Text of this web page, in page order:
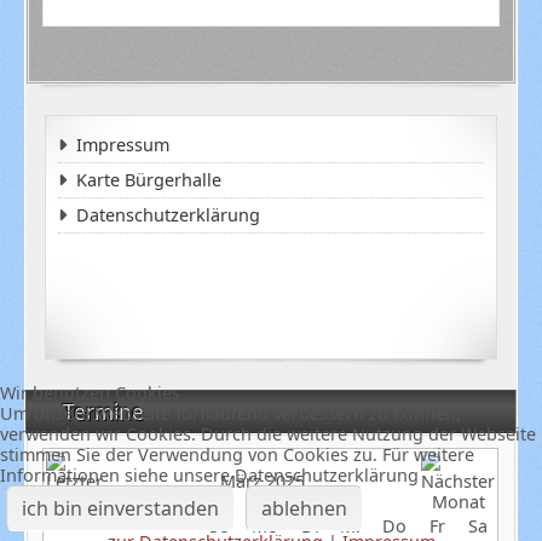
Termine
März 2025
So
Mo Di Mi Do Fr
Sa
Impressum
Karte Bürgerhalle
Datenschutzerklärung
Wir benutzen Cookies
Um unsere Webseite fortlaufend verbessern zu können,
verwenden wir Cookies. Durch die weitere Nutzung der Webseite
stimmen Sie der Verwendung von Cookies zu. Für weitere
Informationen siehe unsere Datenschutzerklärung
ich bin einverstanden ablehnen